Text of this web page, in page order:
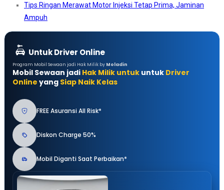
Tips Ringan Merawat Motor Injeksi Tetap Prima, Jaminan
Ampuh
Untuk Driver Online
Program Mobil Sewaan jadi Hak Milik by Moladin
Mobil Sewaan jadi Hak Milik untuk untuk Driver
Online yang Siap Naik Kelas
FREE Asuransi All Risk*
Diskon Charge 50%
Mobil Diganti Saat Perbaikan*